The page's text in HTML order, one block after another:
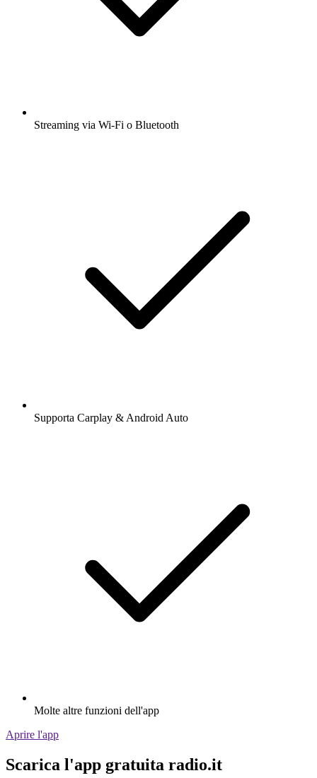
Streaming via Wi-Fi o Bluetooth
Supporta Carplay & Android Auto
Molte altre funzioni dell'app
Aprire l'app
Scarica l'app gratuita radio.it